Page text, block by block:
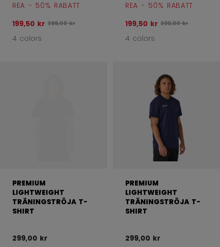
REA - 50% RABATT
199,50 kr Ursprungligt pris före rabatt var
399,00 kr
4 colors
REA - 50% RABATT
199,50 kr Ursprungligt pris
399,00 kr
4 colors
PREMIUM
LIGHTWEIGHT
TRÄNINGSTRÖJA T-
SHIRT
299,00 kr
PREMIUM
LIGHTWEIGHT
TRÄNINGSTRÖJA T-
SHIRT
299,00 kr